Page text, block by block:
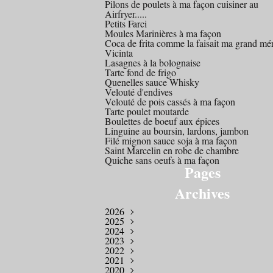
Pilons de poulets à ma façon cuisiner au
Airfryer.....
Petits Farci
Moules Marinières à ma façon
Coca de frita comme la faisait ma grand
Vicinta
Lasagnes à la bolognaise
Tarte fond de frigo
Quenelles sauce Whisky
Velouté d'endives
Velouté de pois cassés à ma façon
Tarte poulet moutarde
Boulettes de boeuf aux épices
Linguine au boursin, lardons, jambon
Filé mignon sauce soja à ma façon
Saint Marcelin en robe de chambre
Quiche sans oeufs à ma façon
Pages
Archives
2026
Mars
2025
Octobre
Août
Juillet
Avril
Mars
2024
Décembre
Novembre
Octobre
Septembre
2023
Décembre
Novembre
Août
2022
Décembre
Novembre
2021
Novembre
2020